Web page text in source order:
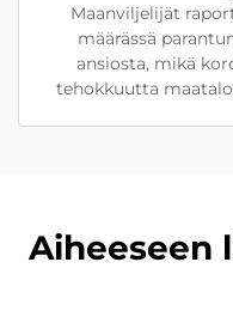
Maanviljelijät
määrässä
ansiosta, mikä
tehokkuutta